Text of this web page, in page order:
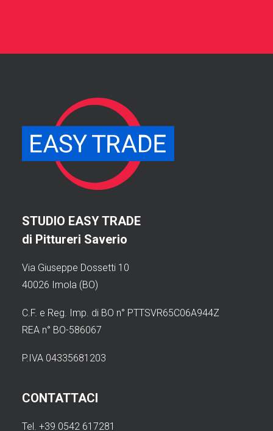
STUDIO EASY TRADE
di Pittureri Saverio
Via Giuseppe Dossetti 10
40026 Imola (BO)
C.F. e Reg. Imp. di BO n° PTTSVR65C06A944Z
REA n° BO-586067
P.IVA 04335681203
CONTATTACI
Tel. +39 0542 617281